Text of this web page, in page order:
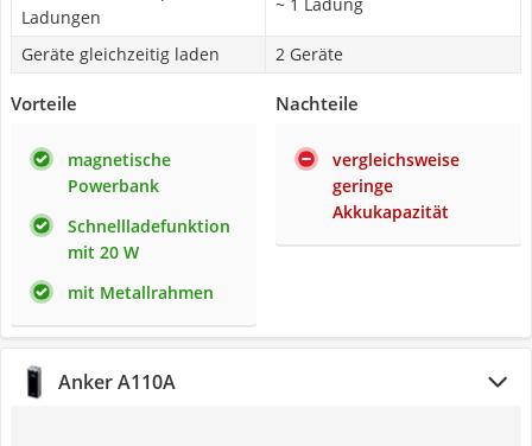
Ladungen
Geräte gleichzeitig laden 2 Geräte
Vorteile
magnetische
Powerbank
Schnellladefunktion
mit 20 W
mit Metallrahmen
Nachteile
vergleichsweise
geringe
Akkukapazität
Anker A110A